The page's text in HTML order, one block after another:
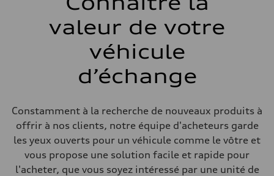
valeur de votre
véhicule
d’échange
Constamment à la recherche de nouveaux produits à
offrir à nos clients, notre équipe d'acheteurs garde
les yeux ouverts pour un véhicule comme le vôtre et
vous propose une solution facile et rapide pour
l'acheter, que vous soyez intéressé par une unité de